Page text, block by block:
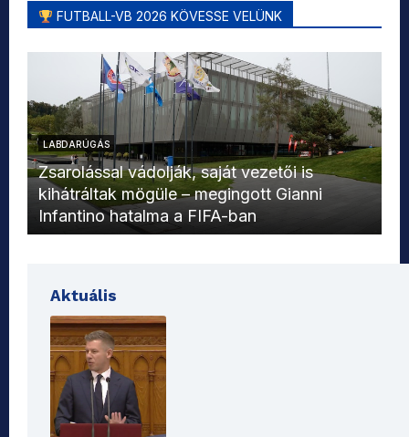
FUTBALL-VB 2026 KÖVESSE VELÜNK
LABDARÚGÁS
Zsarolással vádolják, saját vezetői is
kihátráltak mögüle – megingott Gianni
Infantino hatalma a FIFA-ban
Aktuális